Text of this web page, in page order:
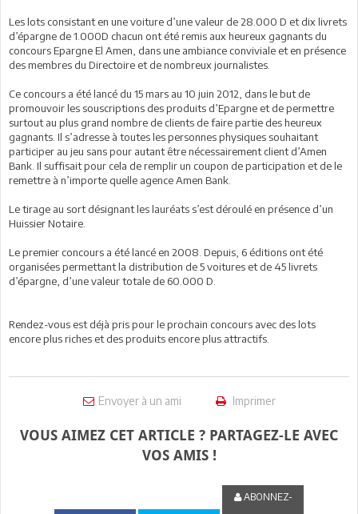
Les lots consistant en une voiture d’une valeur de 28.000 D et dix livrets
d’épargne de 1.000D chacun ont été remis aux heureux gagnants du
concours Epargne El Amen, dans une ambiance conviviale et en présence
des membres du Directoire et de nombreux journalistes.
Ce concours a été lancé du 15 mars au 10 juin 2012, dans le but de
promouvoir les souscriptions des produits d’Epargne et de permettre
surtout au plus grand nombre de clients de faire partie des heureux
gagnants. Il s’adresse à toutes les personnes physiques souhaitant
participer au jeu sans pour autant être nécessairement client d’Amen
Bank. Il suffisait pour cela de remplir un coupon de participation et de le
remettre à n’importe quelle agence Amen Bank.
Le tirage au sort désignant les lauréats s’est déroulé en présence d’un
Huissier Notaire.
Le premier concours a été lancé en 2008. Depuis, 6 éditions ont été
organisées permettant la distribution de 5 voitures et de 45 livrets
d’épargne, d’une valeur totale de 60.000 D.
Rendez-vous est déjà pris pour le prochain concours avec des lots
encore plus riches et des produits encore plus attractifs.
Envoyer à un ami Imprimer
VOUS AIMEZ CET ARTICLE ? PARTAGEZ-LE AVEC
VOS AMIS !
ABONNEZ-